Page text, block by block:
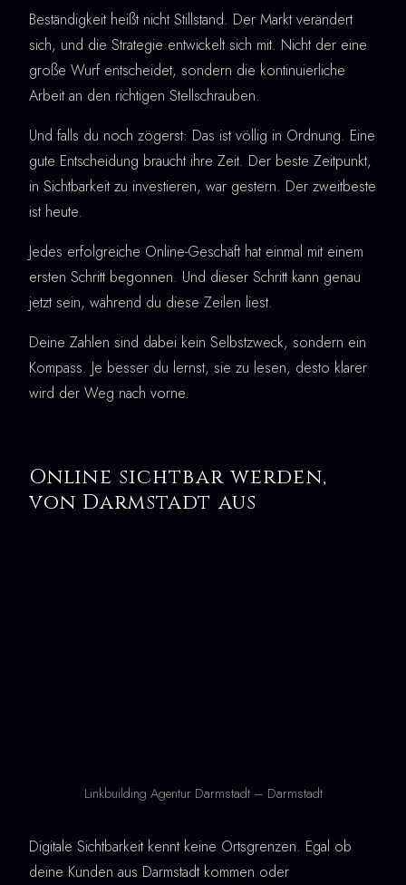
Beständigkeit heißt nicht Stillstand. Der Markt verändert
sich, und die Strategie entwickelt sich mit. Nicht der eine
große Wurf entscheidet, sondern die kontinuierliche
Arbeit an den richtigen Stellschrauben.
Und falls du noch zögerst: Das ist völlig in Ordnung. Eine
gute Entscheidung braucht ihre Zeit. Der beste Zeitpunkt,
in Sichtbarkeit zu investieren, war gestern. Der zweitbeste
ist heute.
Jedes erfolgreiche Online-Geschäft hat einmal mit einem
ersten Schritt begonnen. Und dieser Schritt kann genau
jetzt sein, während du diese Zeilen liest.
Deine Zahlen sind dabei kein Selbstzweck, sondern ein
Kompass. Je besser du lernst, sie zu lesen, desto klarer
wird der Weg nach vorne.
Online sichtbar werden,
von Darmstadt aus
Linkbuilding Agentur Darmstadt – Darmstadt
Digitale Sichtbarkeit kennt keine Ortsgrenzen. Egal ob
deine Kunden aus Darmstadt kommen oder